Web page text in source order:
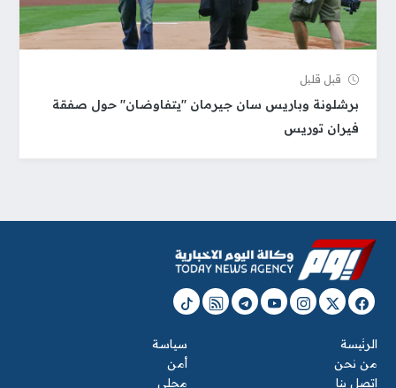
قبل قلیل
برشلونة وباريس سان جيرمان "يتفاوضان" حول صفقة
فيران توريس
الرئيسة
من نحن
اتصل بنا
سياسة
أمن
محلي